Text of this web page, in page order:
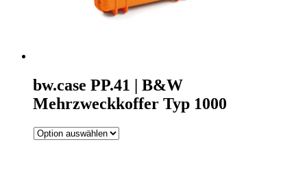
bw.case PP.41 | B&W
Mehrzweckkoffer Typ 1000